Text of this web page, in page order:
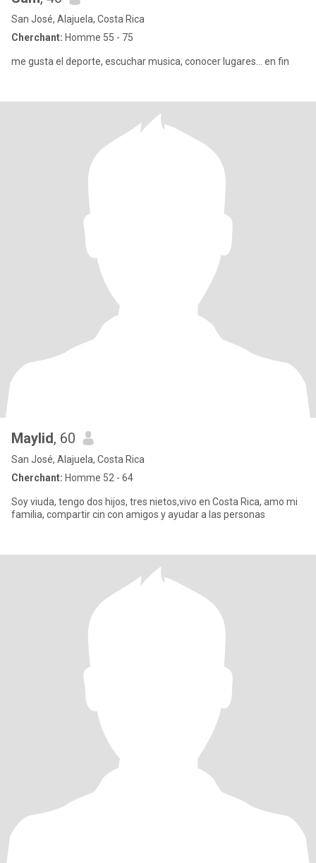
San José, Alajuela, Costa Rica
Cherchant: Homme 55 - 75
me gusta el deporte, escuchar musica, conocer lugares... en fin
Maylid, 60
San José, Alajuela, Costa Rica
Cherchant: Homme 52 - 64
Soy viuda, tengo dos hijos, tres nietos,vivo en Costa Rica, amo mi
familia, compartir cin con amigos y ayudar a las personas